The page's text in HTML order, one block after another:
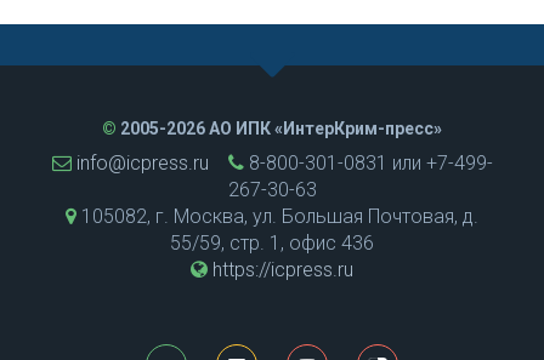
© 2005-2026 АО ИПК «ИнтерКрим-пресс»
info@icpress.ru
8-800-301-0831 или +7-499-
267-30-63
105082, г. Москва, ул. Большая Почтовая, д.
55/59, стр. 1, офис 436
https://icpress.ru